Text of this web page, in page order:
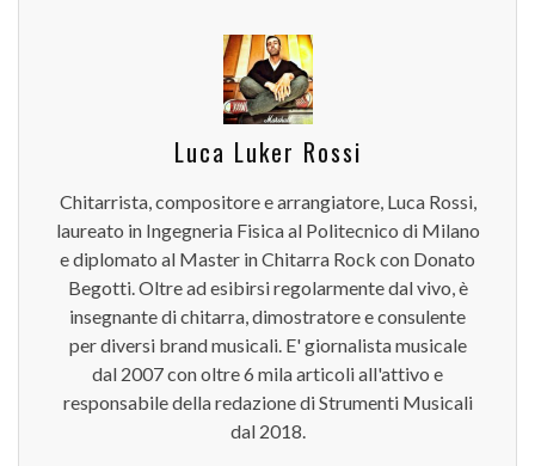
Luca Luker Rossi
Chitarrista, compositore e arrangiatore, Luca Rossi,
laureato in Ingegneria Fisica al Politecnico di Milano
e diplomato al Master in Chitarra Rock con Donato
Begotti. Oltre ad esibirsi regolarmente dal vivo, è
insegnante di chitarra, dimostratore e consulente
per diversi brand musicali. E' giornalista musicale
dal 2007 con oltre 6 mila articoli all'attivo e
responsabile della redazione di Strumenti Musicali
dal 2018.